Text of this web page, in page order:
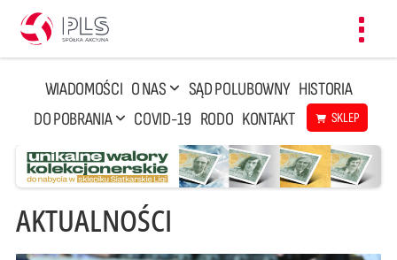
WIADOMOŚCI O NAS SĄD POLUBOWNY HISTORIA
DO POBRANIA
COVID-19 RODO KONTAKT SKLEP
AKTUALNOŚCI